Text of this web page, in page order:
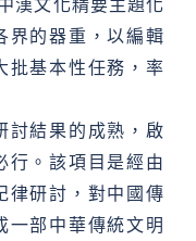
漢文化精要主題化
界的器重，以編輯
批基本性任務，率
討結果的成熟，啟
行。該項目是經由
律研討，對中國傳
一部中華傳統文明